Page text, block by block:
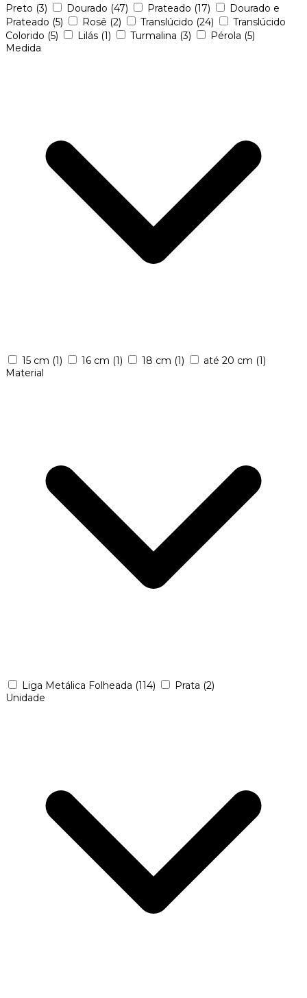
Preto (3) Dourado (47) Prateado (17)
Dourado e
Prateado (5) Rosê (2) Translúcido (24)
Translúcido
Colorido (5) Lilás (1) Turmalina (3) Pérola (5)
Medida
15 cm (1) 16 cm (1) 18 cm (1) até 20 cm (1)
Material
Liga Metálica Folheada (114) Prata (2)
Unidade